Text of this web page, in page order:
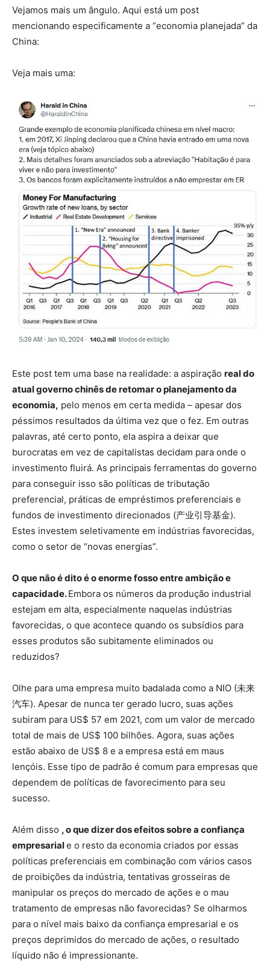
Vejamos mais um ângulo. Aqui está um post
mencionando especificamente a “economia planejada” da
China:
Veja mais uma:
Este post tem uma base na realidade: a aspiração real do
atual governo chinês de retomar o planejamento da
economia, pelo menos em certa medida – apesar dos
péssimos resultados da última vez que o fez. Em outras
palavras, até certo ponto, ela aspira a deixar que
burocratas em vez de capitalistas decidam para onde o
investimento fluirá. As principais ferramentas do governo
para conseguir isso são políticas de tributação
preferencial, práticas de empréstimos preferenciais e
fundos de investimento direcionados (产业引导基金).
Estes investem seletivamente em indústrias favorecidas,
como o setor de “novas energias”.
O que não é dito é o enorme fosso entre ambição e
capacidade.Embora os números da produção industrial
estejam em alta, especialmente naquelas indústrias
favorecidas, o que acontece quando os subsídios para
esses produtos são subitamente eliminados ou
reduzidos?
Olhe para uma empresa muito badalada como a NIO (未来
汽车). Apesar de nunca ter gerado lucro, suas ações
subiram para US$ 57 em 2021, com um valor de mercado
total de mais de US$ 100 bilhões. Agora, suas ações
estão abaixo de US$ 8 e a empresa está em maus
lençóis. Esse tipo de padrão é comum para empresas que
dependem de políticas de favorecimento para seu
sucesso.
Além disso , o que dizer dos efeitos sobre a confiança
empresariale o resto da economia criados por essas
políticas preferenciais em combinação com vários casos
de proibições da indústria, tentativas grosseiras de
manipular os preços do mercado de ações e o mau
tratamento de empresas não favorecidas? Se olharmos
para o nível mais baixo da confiança empresarial e os
preços deprimidos do mercado de ações, o resultado
líquido não é impressionante.